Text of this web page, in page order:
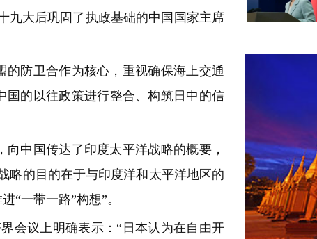
九大后巩固了执政基础的中国国家主席
的防卫合作为核心，重视确保海上交通
国的以往政策进行整合、构筑日中的信
中国传达了印度太平洋战略的概要，
略的目的在于与印度洋和太平洋地区的
“一带一路”构想”。
会议上明确表示：“日本认为在自由开